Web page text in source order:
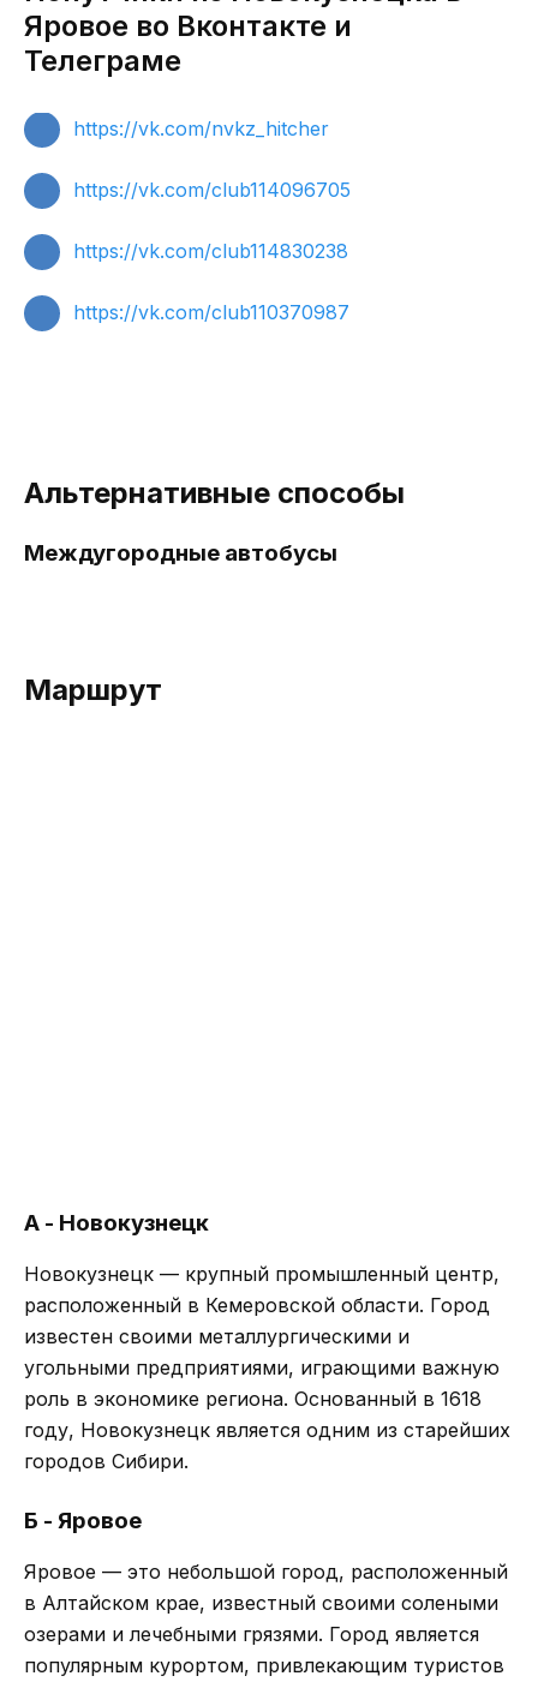
Яровое во Вконтакте и
Телеграме
https://vk.com/nvkz_hitcher
https://vk.com/club114096705
https://vk.com/club114830238
https://vk.com/club110370987
Альтернативные способы
Междугородные автобусы
Маршрут
А - Новокузнецк
Новокузнецк — крупный промышленный центр,
расположенный в Кемеровской области. Город
известен своими металлургическими и
угольными предприятиями, играющими важную
роль в экономике региона. Основанный в 1618
году, Новокузнецк является одним из старейших
городов Сибири.
Б - Яровое
Яровое — это небольшой город, расположенный
в Алтайском крае, известный своими солеными
озерами и лечебными грязями. Город является
популярным курортом, привлекающим туристов